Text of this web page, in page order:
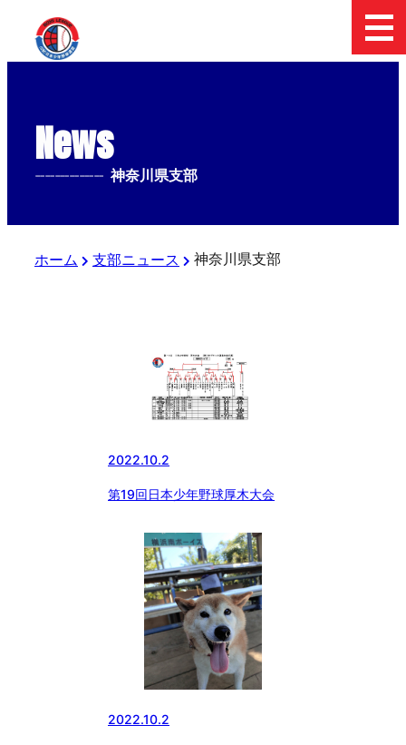
News
-------------- 神奈川県支部
ホーム 支部ニュース 神奈川県支部
2022.10.2
第19回日本少年野球厚木大会
2022.10.2